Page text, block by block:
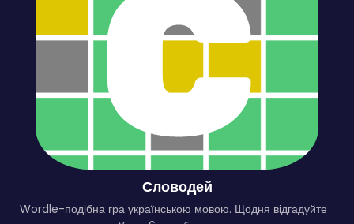
Словодей
Wordle-подібна гра українською мовою. Щодня відгадуйте